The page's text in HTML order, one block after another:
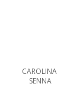
CAROLINA
SENNA